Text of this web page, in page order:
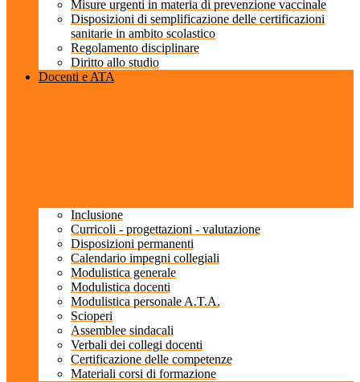
Misure urgenti in materia di prevenzione vaccinale
Disposizioni di semplificazione delle certificazioni
sanitarie in ambito scolastico
Regolamento disciplinare
Diritto allo studio
Docenti e ATA
Inclusione
Curricoli - progettazioni - valutazione
Disposizioni permanenti
Calendario impegni collegiali
Modulistica generale
Modulistica docenti
Modulistica personale A.T.A.
Scioperi
Assemblee sindacali
Verbali dei collegi docenti
Certificazione delle competenze
Materiali corsi di formazione